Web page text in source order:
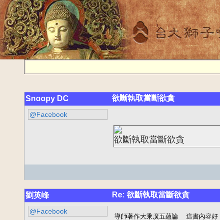
Snoopy DC 欲斷執取當斷欲貪
@Facebook
欲斷執取當斷欲貪
劉英峰 Re: 欲斷執取當斷欲貪
@Facebook
導師著作大乘廣五蘊論  這書內容好